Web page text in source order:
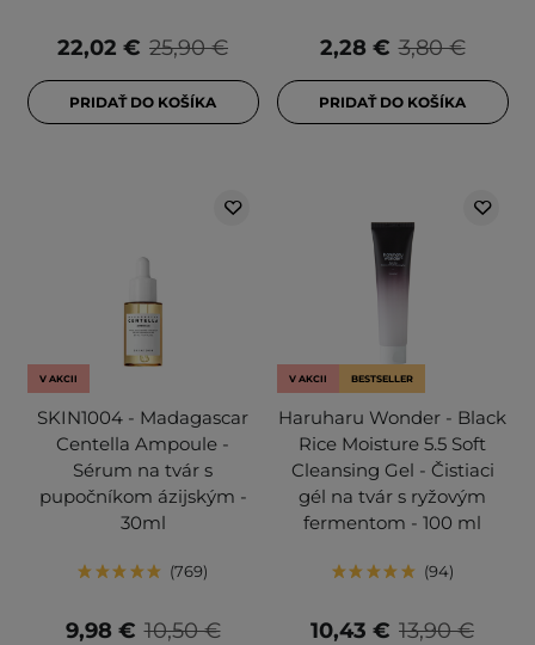
25,90 €
22,02 €
PRIDAŤ DO KOŠÍKA
3,80 €
2,28 €
PRIDAŤ DO KOŠÍKA
V AKCII
SKIN1004 - Madagascar
Centella Ampoule -
Sérum na tvár s
pupočníkom ázijským -
30ml
769
10,50 €
9,98 €
V AKCII BESTSELLER
Haruharu Wonder - Black
Rice Moisture 5.5 Soft
Cleansing Gel - Čistiaci
gél na tvár s ryžovým
fermentom - 100 ml
94
13,90 €
10,43 €